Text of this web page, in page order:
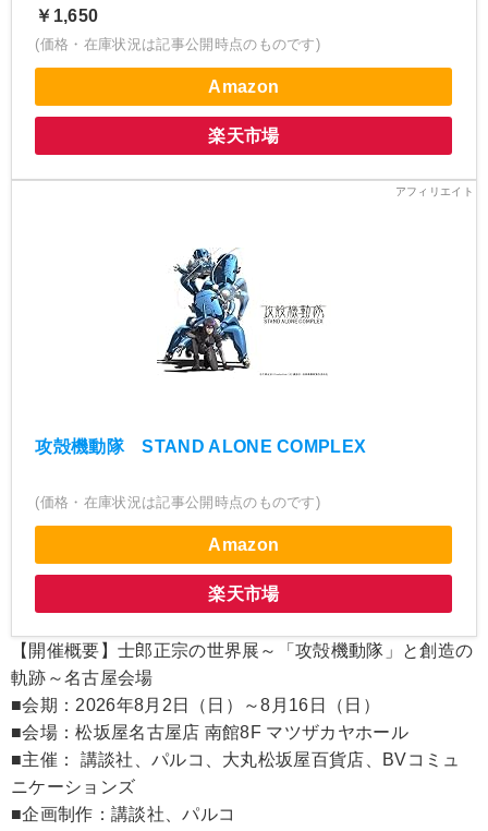
￥1,650
(価格・在庫状況は記事公開時点のものです)
Amazon
楽天市場
攻殻機動隊 STAND ALONE COMPLEX
(価格・在庫状況は記事公開時点のものです)
Amazon
楽天市場
【開催概要】士郎正宗の世界展～「攻殻機動隊」と創造の
軌跡～名古屋会場
■会期：2026年8月2日（日）～8月16日（日）
■会場：松坂屋名古屋店 南館8F マツザカヤホール
■主催： 講談社、パルコ、大丸松坂屋百貨店、BVコミュ
ニケーションズ
■企画制作：講談社、パルコ